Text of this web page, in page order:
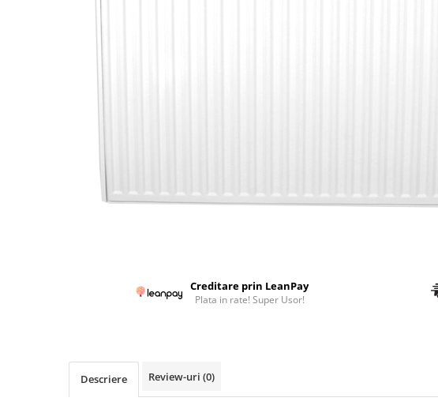
Colectoare solare cu tub-vidat
Accesorii sisteme solare
Cazane pe lemne cu gazeificare
Centrale mixte lemn-pelet
Accesorii de montaj
Creditare prin LeanPay
Plata in rate! Super Usor!
Descriere Review-uri (0)